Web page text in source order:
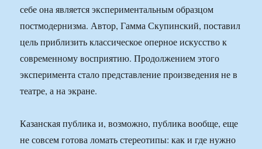
себе она является экспериментальным образцом
постмодернизма. Автор, Гамма Скупинский, поставил
цель приблизить классическое оперное искусство к
современному восприятию. Продолжением этого
эксперимента стало представление произведения не в
театре, а на экране.
Казанская публика и, возможно, публика вообще, еще
не совсем готова ломать стереотипы: как и где нужно